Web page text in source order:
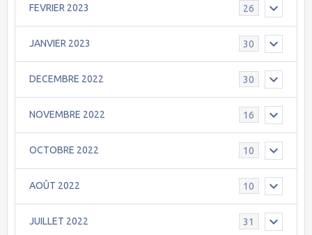
FEVRIER 2023 26
JANVIER 2023 30
DECEMBRE 2022 30
NOVEMBRE 2022 16
OCTOBRE 2022 10
AOÛT 2022 10
JUILLET 2022 31